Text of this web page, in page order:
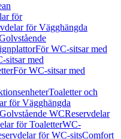
för
för Vägghängda
För WC-sitsar med
sitsar med
För WC-sitsar med
Toaletter och
för Vägghängda
Golvstående WCReservdelar
för ToaletterWC-
för WC-sitsComfort